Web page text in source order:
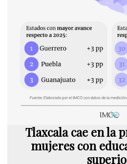
Tlaxcala cae en la
mujeres con